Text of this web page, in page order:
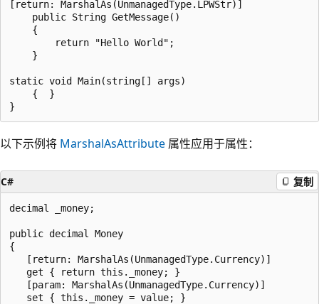
[return: MarshalAs(UnmanagedType.LPWStr)]
    public String GetMessage()
    {
        return "Hello World";
    }
static void Main(string[] args)
    {  }
以下示例将 MarshalAsAttribute 属性应用于属性：
C# 复制
decimal _money;
public decimal Money
{
   [return: MarshalAs(UnmanagedType.Currency)]
   get { return this._money; }
   [param: MarshalAs(UnmanagedType.Currency)]
   set { this._money = value; }